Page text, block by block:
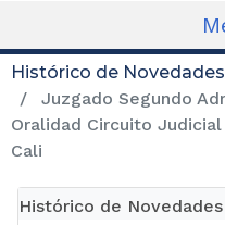
Histórico de Novedades
Juzgado Segundo
Oralidad Circuito
Cali
Histórico de Novedades